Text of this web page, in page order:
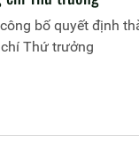
bố quyết định
Thứ trưởng